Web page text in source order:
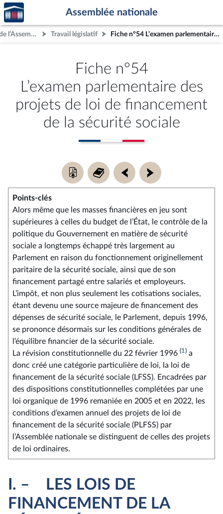
Aller au contenu
Aller en bas de la page
Accèder
à la
page
d'accueil
Assemblée nationale
IV.- Le fonctionnement de l’Assemblée nationale Travail législatif Fiche n°54 L’examen parlementaire des projets de loi de financement de la sécurité sociale
Fiche n°54
L’examen parlementaire des
projets de loi de financement
de la sécurité sociale
Télécharger
la
fiche
synthèse
:
Fiche
54 -
PLFSS.pdf
Retour
au
sommaire
Fiche
précédente
Fiche
suivante
Points-clés
Alors même que les masses financières en jeu sont
supérieures à celles du budget de l’État, le contrôle de la
politique du Gouvernement en matière de sécurité
sociale a longtemps échappé très largement au
Parlement en raison du fonctionnement originellement
paritaire de la sécurité sociale, ainsi que de son
financement partagé entre salariés et employeurs.
L’impôt, et non plus seulement les cotisations sociales,
étant devenu une source majeure de financement des
dépenses de sécurité sociale, le Parlement, depuis 1996,
se prononce désormais sur les conditions générales de
l’équilibre financier de la sécurité sociale.
La révision constitutionnelle du 22 février 1996 (1) a
donc créé une catégorie particulière de loi, la loi de
financement de la sécurité sociale (LFSS). Encadrées par
des dispositions constitutionnelles complétées par une
loi organique de 1996 remaniée en 2005 et en 2022, les
conditions d’examen annuel des projets de loi de
financement de la sécurité sociale (PLFSS) par
l’Assemblée nationale se distinguent de celles des projets
de loi ordinaires.
I. – LES LOIS DE
FINANCEMENT DE LA